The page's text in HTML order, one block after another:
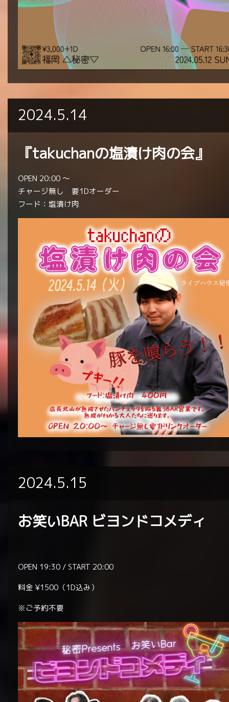
2024.5.14
『takuchanの塩漬け肉の会』
OPEN 20:00 〜
チャージ無し 要1Dオーダー
フード：塩漬け肉
2024.5.15
お笑いBAR ビヨンドコメディ
OPEN 19:30 / START 20:00
料金 ¥1500（1D込み）
※ご予約不要